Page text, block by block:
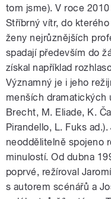
tom jsme). V roce
Stříbrný vítr, do
ženy nejrůznějších
spadají především do
získal například
Významný je i jeho
menších dramatických
Brecht, M. Eliade, K.
Pirandello, L. Fuks
neoddělitelně spojeno
minulostí. Od dubna
poprvé, režíroval
s autorem scénářů a